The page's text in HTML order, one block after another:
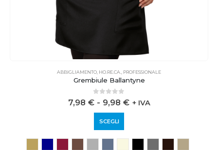
ABBIGLIAMENTO, HO.RE.CA., PROFESSIONALE
Grembiule Ballantyne
0 out of 5
7,98 € - 9,98 € + IVA
SCEGLI